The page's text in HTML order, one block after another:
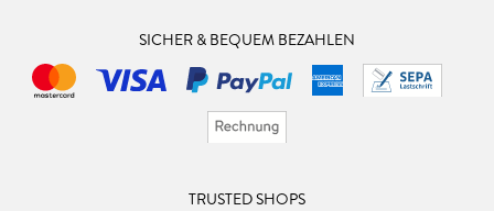
SICHER & BEQUEM BEZAHLEN
TRUSTED SHOPS